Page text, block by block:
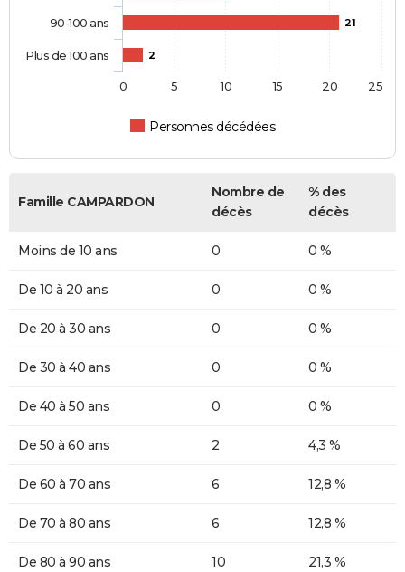
21
2
Personnes décédées
90-100 ans
Plus de 100 ans
0 5 10 15 20 25
Famille CAMPARDON
Nombre de
décès
% des
décès
Moins de 10 ans 0 0 %
De 10 à 20 ans 0 0 %
De 20 à 30 ans 0 0 %
De 30 à 40 ans 0 0 %
De 40 à 50 ans 0 0 %
De 50 à 60 ans 2 4,3 %
De 60 à 70 ans 6 12,8 %
De 70 à 80 ans 6 12,8 %
De 80 à 90 ans 10 21,3 %